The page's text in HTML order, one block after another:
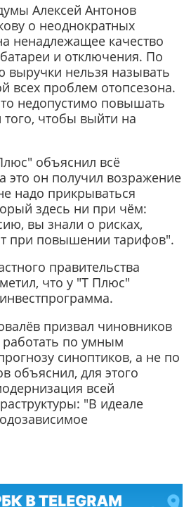
Алексей Антонов
о неоднократных
ненадлежащее качество
и отключения. По
выручки нельзя называть
всех проблем отопсезона.
недопустимо повышать
чтобы выйти на
объяснил всё
это он получил возражение
надо прикрываться
здесь ни при чём:
вы знали о рисках,
при повышении тарифов".
правительства
что у "Т Плюс"
призвал чиновников
по умным
синоптиков, а не по
объяснил, для этого
всей
"В идеале